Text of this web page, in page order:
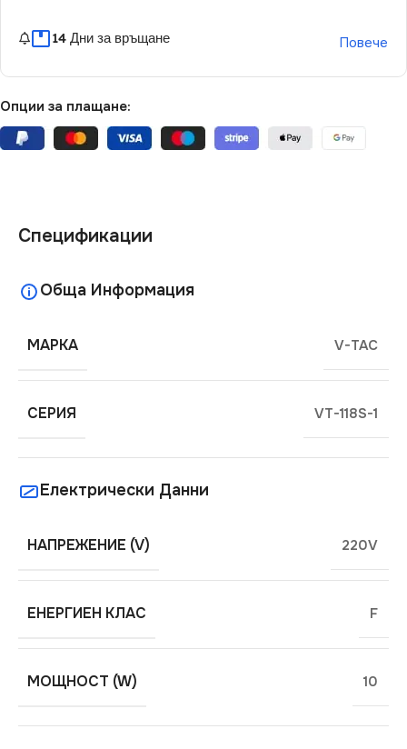
14 Дни за връщане Повече
Опции за плащане:
Спецификации
Обща Информация
МАРКА V-TAC
СЕРИЯ VT-118S-1
Електрически Данни
НАПРЕЖЕНИЕ (V) 220V
ЕНЕРГИЕН КЛАС F
МОЩНОСТ (W) 10